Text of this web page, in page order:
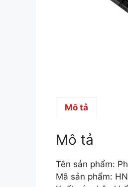
Mô tả
Mô tả
Tên sản phẩm:
Mã sản phẩm: